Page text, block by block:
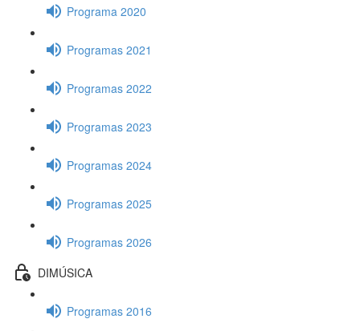
Programa 2020
Programas 2021
Programas 2022
Programas 2023
Programas 2024
Programas 2025
Programas 2026
DIMÚSICA
Programas 2016